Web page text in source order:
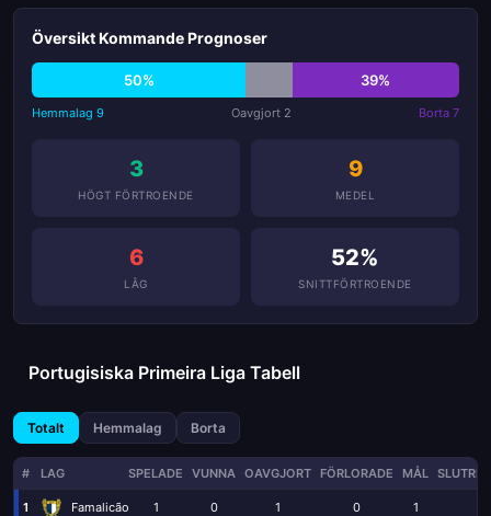
Översikt Kommande Prognoser
50% 39%
Hemmalag 9 Oavgjort 2 Borta 7
3
HÖGT FÖRTROENDE
9
MEDEL
6
LÅG
52%
SNITTFÖRTROENDE
Portugisiska Primeira Liga Tabell
Totalt Hemmalag Borta
# LAG SPELADE VUNNA OAVGJORT FÖRLORADE MÅL
1 Famalicão 1 0 1 0 1